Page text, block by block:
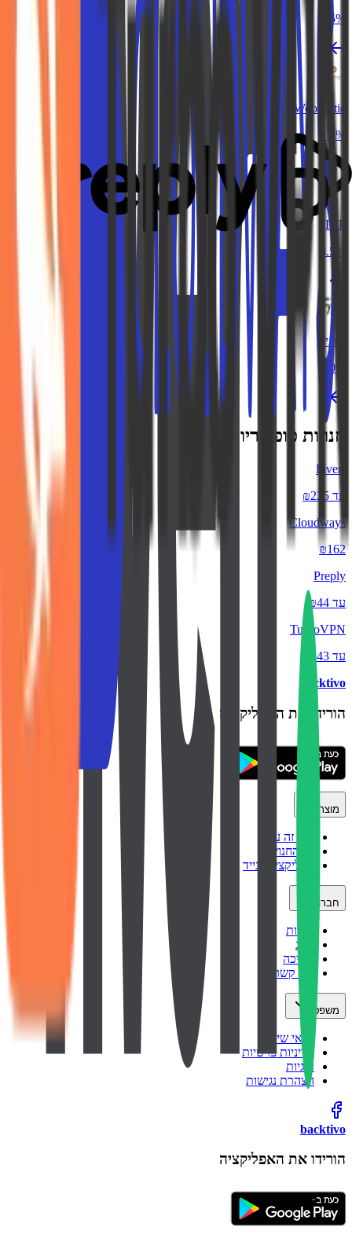
15%
Woodestic
5.3%
IGP
3.5%
ביתילי
3.0%
חנויות פופולריות
Fiverr
עד ₪225
Cloudways
₪162
Preply
עד ₪44
TurboVPN
עד ₪43
backtivo
הורידו את האפליקציה
מוצר
איך זה עובד
כל החנויות
אפליקציה לנייד
חברה
אודות
בלוג
תמיכה
צור קשר
משפטי
תנאי שימוש
מדיניות פרטיות
עוגיות
הצהרת נגישות
backtivo
הורידו את האפליקציה